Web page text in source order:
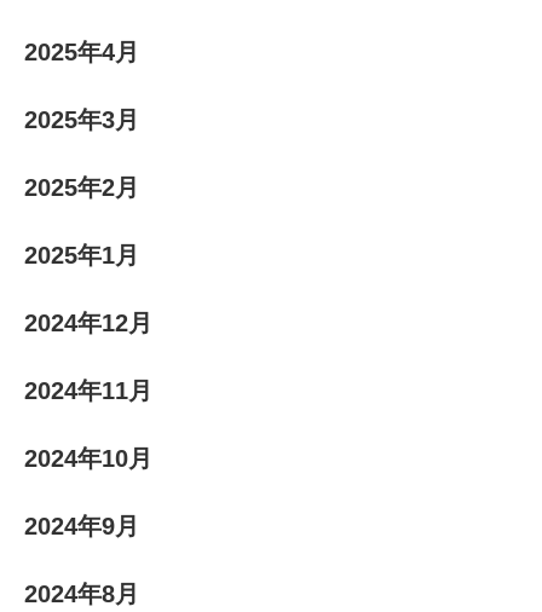
2025年4月
2025年3月
2025年2月
2025年1月
2024年12月
2024年11月
2024年10月
2024年9月
2024年8月